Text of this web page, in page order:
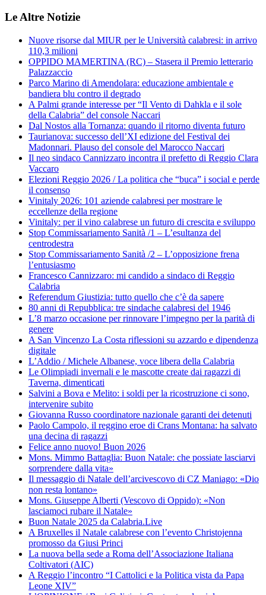
Le Altre Notizie
Nuove risorse dal MIUR per le Università calabresi: in arrivo
110,3 milioni
OPPIDO MAMERTINA (RC) – Stasera il Premio letterario
Palazzaccio
Parco Marino di Amendolara: educazione ambientale e
bandiera blu contro il degrado
A Palmi grande interesse per “Il Vento di Dahkla e il sole
della Calabria” del console Naccari
Dal Nostos alla Tornanza: quando il ritorno diventa futuro
Taurianova: successo dell’XI edizione del Festival dei
Madonnari. Plauso del console del Marocco Naccari
Il neo sindaco Cannizzaro incontra il prefetto di Reggio Clara
Vaccaro
Elezioni Reggio 2026 / La politica che “buca” i social e perde
il consenso
Vinitaly 2026: 101 aziende calabresi per mostrare le
eccellenze della regione
Vinitaly: per il vino calabrese un futuro di crescita e sviluppo
Stop Commissariamento Sanità /1 – L’esultanza del
centrodestra
Stop Commissariamento Sanità /2 – L’opposizione frena
l’entusiasmo
Francesco Cannizzaro: mi candido a sindaco di Reggio
Calabria
Referendum Giustizia: tutto quello che c’è da sapere
80 anni di Repubblica: tre sindache calabresi del 1946
L’8 marzo occasione per rinnovare l’impegno per la parità di
genere
A San Vincenzo La Costa riflessioni su azzardo e dipendenza
digitale
L’Addio / Michele Albanese, voce libera della Calabria
Le Olimpiadi invernali e le mascotte create dai ragazzi di
Taverna, dimenticati
Salvini a Bova e Melito: i soldi per la ricostruzione ci sono,
intervenire subito
Giovanna Russo coordinatore nazionale garanti dei detenuti
Paolo Campolo, il reggino eroe di Crans Montana: ha salvato
una decina di ragazzi
Felice anno nuovo! Buon 2026
Mons. Mimmo Battaglia: Buon Natale: che possiate lasciarvi
sorprendere dalla vita»
Il messaggio di Natale dell’arcivescovo di CZ Maniago: «Dio
non resta lontano»
Mons. Giuseppe Alberti (Vescovo di Oppido): «Non
lasciamoci rubare il Natale»
Buon Natale 2025 da Calabria.Live
A Bruxelles il Natale calabrese con l’evento Christojenna
promosso da Giusi Princi
La nuova bella sede a Roma dell’Associazione Italiana
Coltivatori (AIC)
A Reggio l’incontro “I Cattolici e la Politica vista da Papa
Leone XIV”